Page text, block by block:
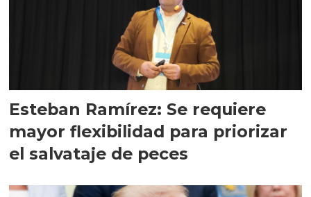
Esteban Ramírez: Se requiere
mayor flexibilidad para priorizar
el salvataje de peces